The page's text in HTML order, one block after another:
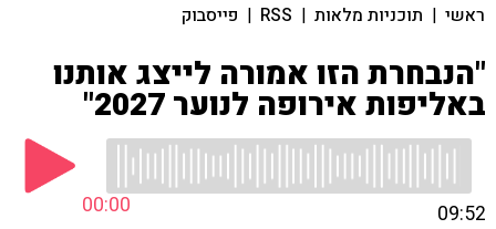
ראשי | תוכניות מלאות |
RSS
| פייסבוק
"הנבחרת הזו אמורה לייצג אותנו
באליפות אירופה לנוער 2027"
00:00 09:52